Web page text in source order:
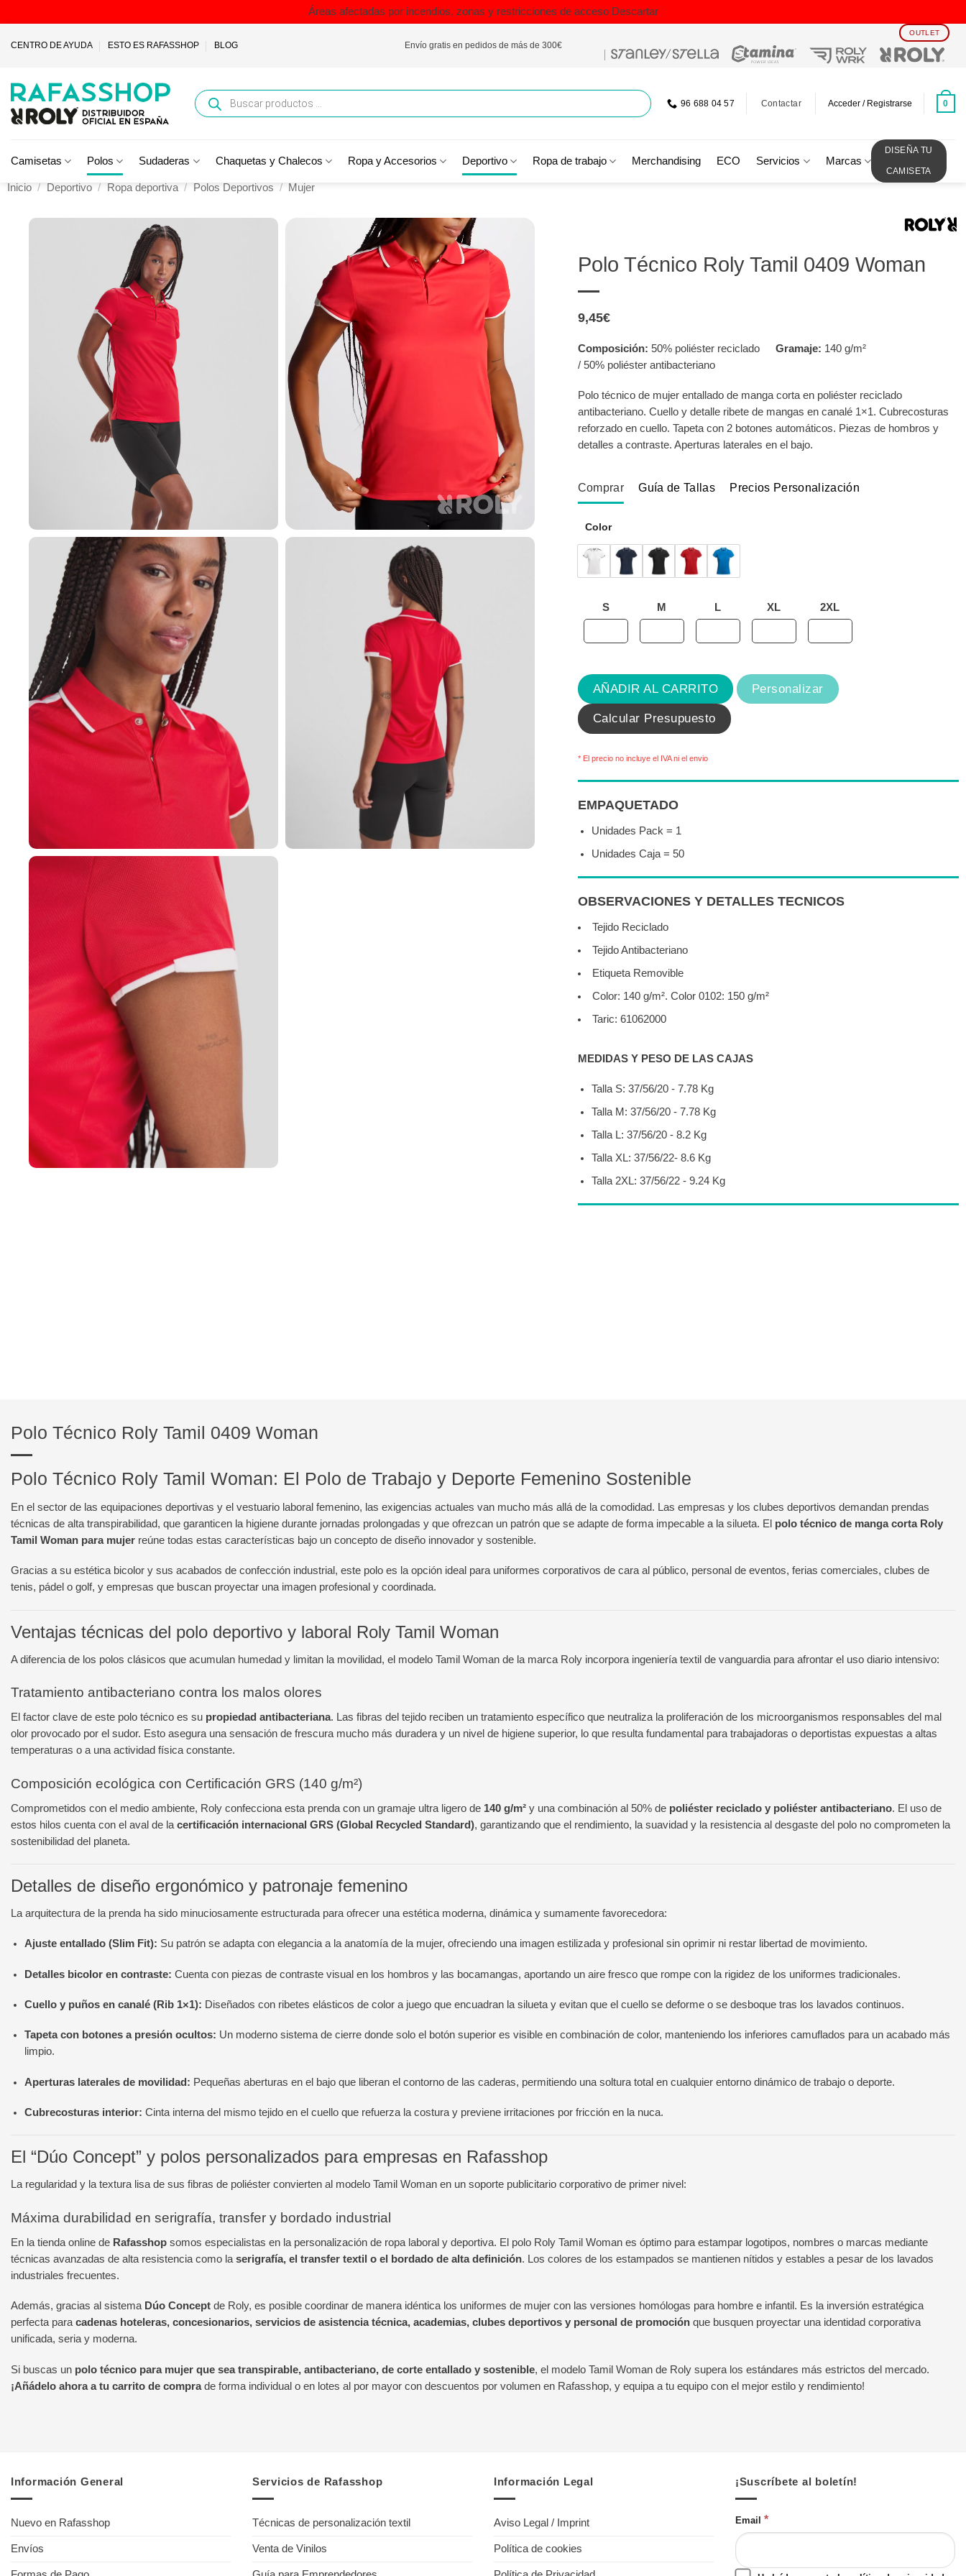
Áreas afectadas por incendios, zonas y restricciones de acceso Descartar
CENTRO DE AYUDA ESTO ES RAFASSHOP BLOG Envío gratis en pedidos de más de 300€
OUTLET
Búsqueda
de
productos
96 688 04 57 Contactar Acceder / Registrarse 0
Camisetas Polos Sudaderas Chaquetas y Chalecos Ropa y Accesorios Deportivo Ropa de trabajo Merchandising ECO Servicios Marcas
DISEÑA TU
CAMISETA
Inicio / Deportivo / Ropa deportiva / Polos Deportivos / Mujer
Polo Técnico Roly Tamil 0409 Woman
9,45€
Composición: 50% poliéster reciclado
/ 50% poliéster antibacteriano
Gramaje: 140 g/m²
Polo técnico de mujer entallado de manga corta en poliéster reciclado
antibacteriano. Cuello y detalle ribete de mangas en canalé 1×1. Cubrecosturas
reforzado en cuello. Tapeta con 2 botones automáticos. Piezas de hombros y
detalles a contraste. Aperturas laterales en el bajo.
Comprar Guía de Tallas Precios Personalización
Color
S M L XL 2XL
AÑADIR AL CARRITO Personalizar
Calcular Presupuesto
* El precio no incluye el IVA ni el envio
EMPAQUETADO
Unidades Pack = 1
Unidades Caja = 50
OBSERVACIONES Y DETALLES TECNICOS
Tejido Reciclado
Tejido Antibacteriano
Etiqueta Removible
Color: 140 g/m². Color 0102: 150 g/m²
Taric: 61062000
MEDIDAS Y PESO DE LAS CAJAS
Talla S: 37/56/20 - 7.78 Kg
Talla M: 37/56/20 - 7.78 Kg
Talla L: 37/56/20 - 8.2 Kg
Talla XL: 37/56/22- 8.6 Kg
Talla 2XL: 37/56/22 - 9.24 Kg
Polo Técnico Roly Tamil 0409 Woman
Polo Técnico Roly Tamil Woman: El Polo de Trabajo y Deporte Femenino Sostenible
En el sector de las equipaciones deportivas y el vestuario laboral femenino, las exigencias actuales van mucho más allá de la comodidad. Las empresas y los clubes deportivos demandan prendas
técnicas de alta transpirabilidad, que garanticen la higiene durante jornadas prolongadas y que ofrezcan un patrón que se adapte de forma impecable a la silueta. El polo técnico de manga corta Roly
Tamil Woman para mujer reúne todas estas características bajo un concepto de diseño innovador y sostenible.
Gracias a su estética bicolor y sus acabados de confección industrial, este polo es la opción ideal para uniformes corporativos de cara al público, personal de eventos, ferias comerciales, clubes de
tenis, pádel o golf, y empresas que buscan proyectar una imagen profesional y coordinada.
Ventajas técnicas del polo deportivo y laboral Roly Tamil Woman
A diferencia de los polos clásicos que acumulan humedad y limitan la movilidad, el modelo Tamil Woman de la marca Roly incorpora ingeniería textil de vanguardia para afrontar el uso diario intensivo:
Tratamiento antibacteriano contra los malos olores
El factor clave de este polo técnico es su propiedad antibacteriana. Las fibras del tejido reciben un tratamiento específico que neutraliza la proliferación de los microorganismos responsables del mal
olor provocado por el sudor. Esto asegura una sensación de frescura mucho más duradera y un nivel de higiene superior, lo que resulta fundamental para trabajadoras o deportistas expuestas a altas
temperaturas o a una actividad física constante.
Composición ecológica con Certificación GRS (140 g/m²)
Comprometidos con el medio ambiente, Roly confecciona esta prenda con un gramaje ultra ligero de 140 g/m² y una combinación al 50% de poliéster reciclado y poliéster antibacteriano. El uso de
estos hilos cuenta con el aval de la certificación internacional GRS (Global Recycled Standard), garantizando que el rendimiento, la suavidad y la resistencia al desgaste del polo no comprometen la
sostenibilidad del planeta.
Detalles de diseño ergonómico y patronaje femenino
La arquitectura de la prenda ha sido minuciosamente estructurada para ofrecer una estética moderna, dinámica y sumamente favorecedora:
Ajuste entallado (Slim Fit): Su patrón se adapta con elegancia a la anatomía de la mujer, ofreciendo una imagen estilizada y profesional sin oprimir ni restar libertad de movimiento.
Detalles bicolor en contraste: Cuenta con piezas de contraste visual en los hombros y las bocamangas, aportando un aire fresco que rompe con la rigidez de los uniformes tradicionales.
Cuello y puños en canalé (Rib 1×1): Diseñados con ribetes elásticos de color a juego que encuadran la silueta y evitan que el cuello se deforme o se desboque tras los lavados continuos.
Tapeta con botones a presión ocultos: Un moderno sistema de cierre donde solo el botón superior es visible en combinación de color, manteniendo los inferiores camuflados para un acabado más
limpio.
Aperturas laterales de movilidad: Pequeñas aberturas en el bajo que liberan el contorno de las caderas, permitiendo una soltura total en cualquier entorno dinámico de trabajo o deporte.
Cubrecosturas interior: Cinta interna del mismo tejido en el cuello que refuerza la costura y previene irritaciones por fricción en la nuca.
El “Dúo Concept” y polos personalizados para empresas en Rafasshop
La regularidad y la textura lisa de sus fibras de poliéster convierten al modelo Tamil Woman en un soporte publicitario corporativo de primer nivel:
Máxima durabilidad en serigrafía, transfer y bordado industrial
En la tienda online de Rafasshop somos especialistas en la personalización de ropa laboral y deportiva. El polo Roly Tamil Woman es óptimo para estampar logotipos, nombres o marcas mediante
técnicas avanzadas de alta resistencia como la serigrafía, el transfer textil o el bordado de alta definición. Los colores de los estampados se mantienen nítidos y estables a pesar de los lavados
industriales frecuentes.
Además, gracias al sistema Dúo Concept de Roly, es posible coordinar de manera idéntica los uniformes de mujer con las versiones homólogas para hombre e infantil. Es la inversión estratégica
perfecta paracadenas hoteleras, concesionarios, servicios de asistencia técnica, academias, clubes deportivos y personal de promoción que busquen proyectar una identidad corporativa
unificada, seria y moderna.
Si buscas un polo técnico para mujer que sea transpirable, antibacteriano, de corte entallado y sostenible, el modelo Tamil Woman de Roly supera los estándares más estrictos del mercado.
¡Añádelo ahora a tu carrito de comprade forma individual o en lotes al por mayor con descuentos por volumen en Rafasshop, y equipa a tu equipo con el mejor estilo y rendimiento!
Información General
Nuevo en Rafasshop
Envíos
Servicios de Rafasshop
Técnicas de personalización textil
Venta de Vinilos
Información Legal
Aviso Legal / Imprint
Política de cookies
¡Suscríbete al boletín!
Email *